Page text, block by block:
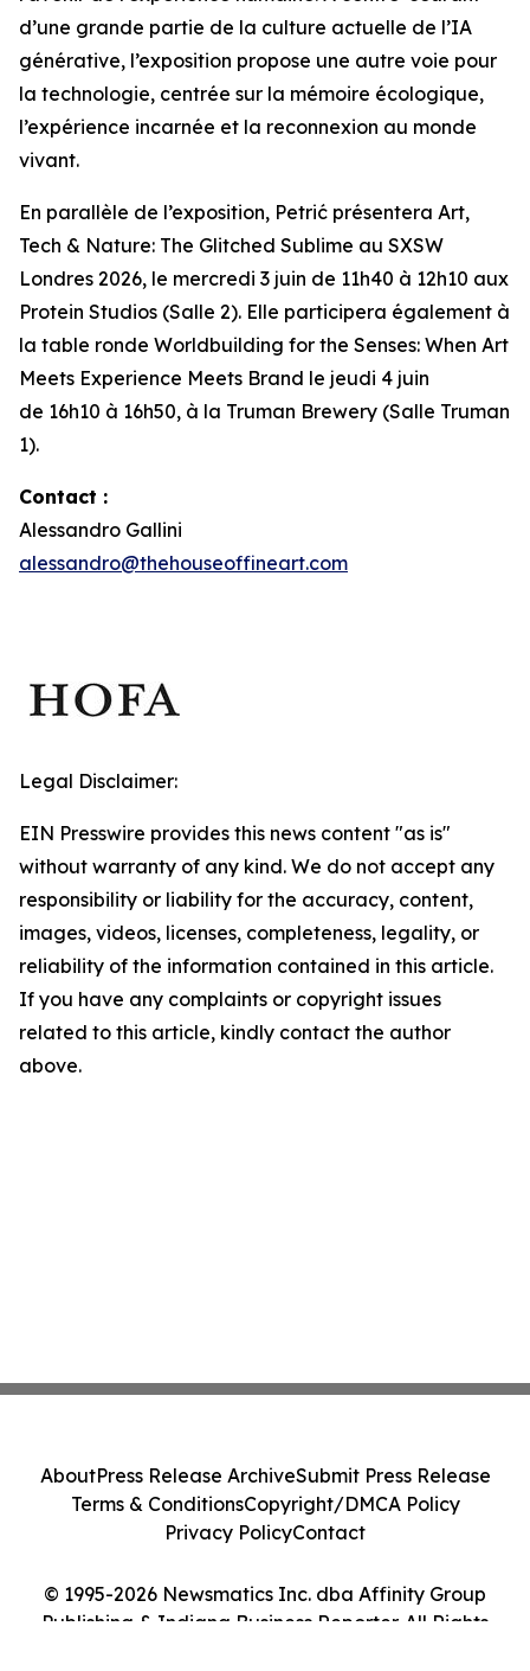
d’une grande partie de la culture actuelle de l’IA
générative, l’exposition propose une autre voie pour
la technologie, centrée sur la mémoire écologique,
l’expérience incarnée et la reconnexion au monde
vivant.
En parallèle de l’exposition, Petrić présentera Art,
Tech & Nature: The Glitched Sublime au SXSW
Londres 2026, le mercredi 3 juin de 11h40 à 12h10 aux
Protein Studios (Salle 2). Elle participera également à
la table ronde Worldbuilding for the Senses: When Art
Meets Experience Meets Brand le jeudi 4 juin
de 16h10 à 16h50, à la Truman Brewery (Salle Truman
1).
Contact :
Alessandro Gallini
alessandro@thehouseoffineart.com
Legal Disclaimer:
EIN Presswire provides this news content "as is"
without warranty of any kind. We do not accept any
responsibility or liability for the accuracy, content,
images, videos, licenses, completeness, legality, or
reliability of the information contained in this article.
If you have any complaints or copyright issues
related to this article, kindly contact the author
above.
© 1995-2026 Newsmatics Inc. dba Affinity Group
Publishing & Indiana Business Reporter. All Rights
AboutPress Release ArchiveSubmit Press Release
Terms & ConditionsCopyright/DMCA Policy
Privacy PolicyContact